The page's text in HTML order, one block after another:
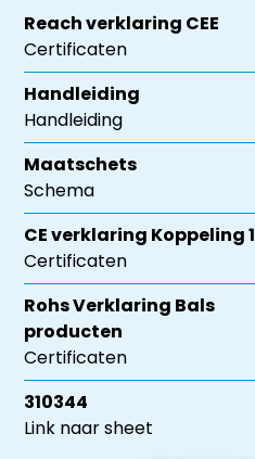
Reach verklaring CEE
Certificaten
Handleiding
Handleiding
Maatschets
Schema
CE verklaring Koppeling
Certificaten
Rohs Verklaring Bals
producten
Certificaten
310344
Link naar sheet